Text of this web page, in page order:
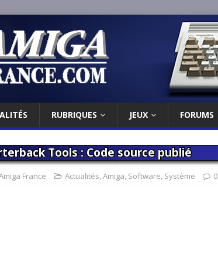
RUBRIQUES JEUX FORUMS
Tools : Code source publié
France Actualités,Amiga, Software, Système 0